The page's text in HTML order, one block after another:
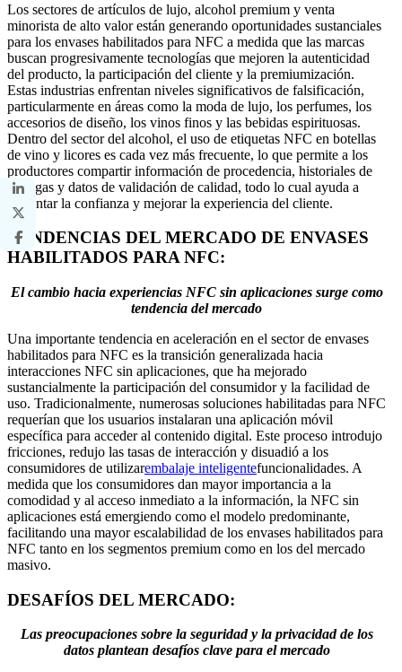
Los sectores de artículos de lujo, alcohol premium y venta
minorista de alto valor están generando oportunidades sustanciales
para los envases habilitados para NFC a medida que las marcas
buscan progresivamente tecnologías que mejoren la autenticidad
del producto, la participación del cliente y la premiumización.
Estas industrias enfrentan niveles significativos de falsificación,
particularmente en áreas como la moda de lujo, los perfumes, los
accesorios de diseño, los vinos finos y las bebidas espirituosas.
Dentro del sector del alcohol, el uso de etiquetas NFC en botellas
de vino y licores es cada vez más frecuente, lo que permite a los
productores compartir información de procedencia, historiales de
bodegas y datos de validación de calidad, todo lo cual ayuda a
fomentar la confianza y mejorar la experiencia del cliente.
TENDENCIAS DEL MERCADO DE ENVASES
HABILITADOS PARA NFC:
El cambio hacia experiencias NFC sin aplicaciones surge como
tendencia del mercado
Una importante tendencia en aceleración en el sector de envases
habilitados para NFC es la transición generalizada hacia
interacciones NFC sin aplicaciones, que ha mejorado
sustancialmente la participación del consumidor y la facilidad de
uso. Tradicionalmente, numerosas soluciones habilitadas para NFC
requerían que los usuarios instalaran una aplicación móvil
específica para acceder al contenido digital. Este proceso introdujo
fricciones, redujo las tasas de interacción y disuadió a los
consumidores de utilizarembalaje inteligentefuncionalidades. A
medida que los consumidores dan mayor importancia a la
comodidad y al acceso inmediato a la información, la NFC sin
aplicaciones está emergiendo como el modelo predominante,
facilitando una mayor escalabilidad de los envases habilitados para
NFC tanto en los segmentos premium como en los del mercado
masivo.
DESAFÍOS DEL MERCADO:
Las preocupaciones sobre la seguridad y la privacidad de los
datos plantean desafíos clave para el mercado